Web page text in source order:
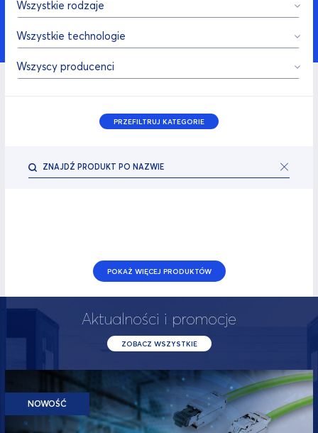
Wszystkie rodzaje
Wszystkie technologie
Wszyscy producenci
PRZEFILTRUJ KATEGORIE
POKAŻ WIĘCEJ PRODUKTÓW
Aktualności i promocje
ZOBACZ WSZYSTKIE
NOWOŚĆ